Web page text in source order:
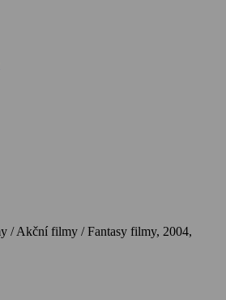
/ Akční filmy / Fantasy filmy, 2004,